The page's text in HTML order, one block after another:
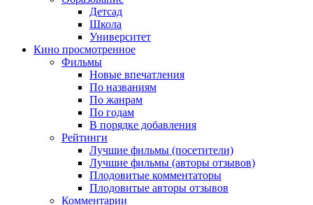
Детсад
Школа
Университет
Кино просмотренное
Фильмы
Новые впечатления
По названиям
По жанрам
По годам
В порядке добавления
Рейтинги
Лучшие фильмы (посетители)
Лучшие фильмы (авторы отзывов)
Плодовитые комментаторы
Плодовитые авторы отзывов
Комментарии